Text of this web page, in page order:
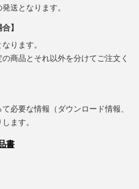
送となります。
】
ります。
商品とそれ以外を分けてご注文く
必要な情報（ダウンロード情報、
ます。
書